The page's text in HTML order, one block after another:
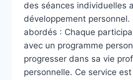
des séances individuelles
développement personnel.
abordés : Chaque
avec un programme
progresser dans sa vie
personnelle. Ce service